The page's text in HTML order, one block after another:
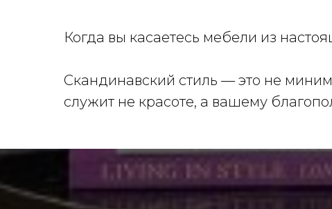
Когда вы касаетесь мебели из
Скандинавский стиль — это не
служит не красоте, а вашему